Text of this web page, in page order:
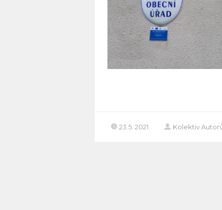
23.5. 2021 Kolektiv